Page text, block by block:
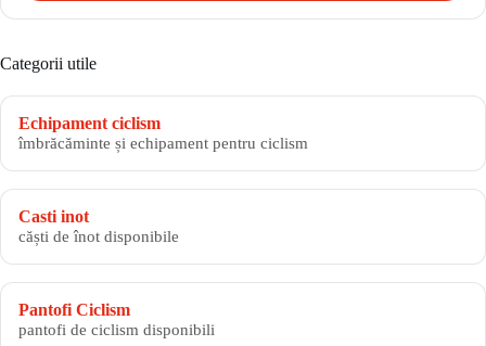
Categorii utile
Echipament ciclism
îmbrăcăminte și echipament pentru ciclism
Casti inot
căști de înot disponibile
Pantofi Ciclism
pantofi de ciclism disponibili